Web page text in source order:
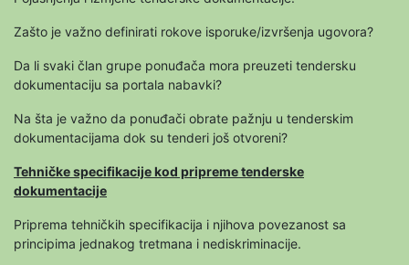
Zašto je važno definirati rokove isporuke/izvršenja ugovora?
Da li svaki član grupe ponuđača mora preuzeti tendersku
dokumentaciju sa portala nabavki?
Na šta je važno da ponuđači obrate pažnju u tenderskim
dokumentacijama dok su tenderi još otvoreni?
Tehničke specifikacije kod pripreme tenderske
dokumentacije
Priprema tehničkih specifikacija i njihova povezanost sa
principima jednakog tretmana i nediskriminacije.